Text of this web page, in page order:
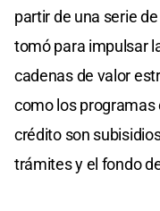
partir de una serie
tomó para impulsar
cadenas de valor
como los programas
crédito son
trámites y el fondo